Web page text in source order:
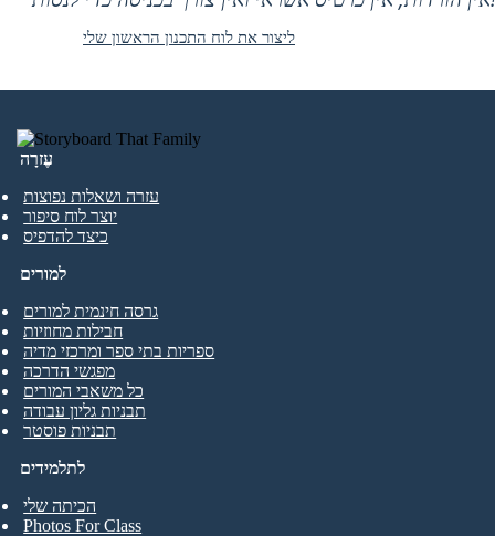
ליצור את לוח התכנון הראשון שלי
עֶזרָה
עזרה ושאלות נפוצות
יוצר לוח סיפור
כיצד להדפיס
לתלמידים
הכיתה שלי
Photos For Class
למורים
גרסה חינמית למורים
חבילות מחוזיות
ספריות בתי ספר ומרכזי מדיה
מפגשי הדרכה
כל משאבי המורים
תבניות גליון עבודה
תבניות פוסטר